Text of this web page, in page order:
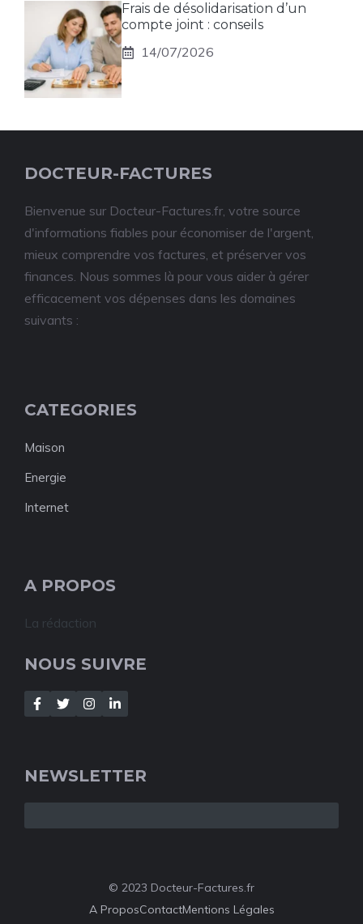
Frais de désolidarisation d’un
compte joint : conseils
14/07/2026
DOCTEUR-FACTURES
Bienvenue sur Docteur-Factures.fr, votre source
d'informations fiables pour économiser de l'argent,
mieux comprendre vos factures, et préserver vos
finances. Nous sommes là pour vous aider à gérer
efficacement vos dépenses dans les domaines
suivants :
CATEGORIES
Maison
Energie
Internet
A PROPOS
La rédaction
NOUS SUIVRE
NEWSLETTER
© 2023 Docteur-Factures.fr
A ProposContactMentions Légales